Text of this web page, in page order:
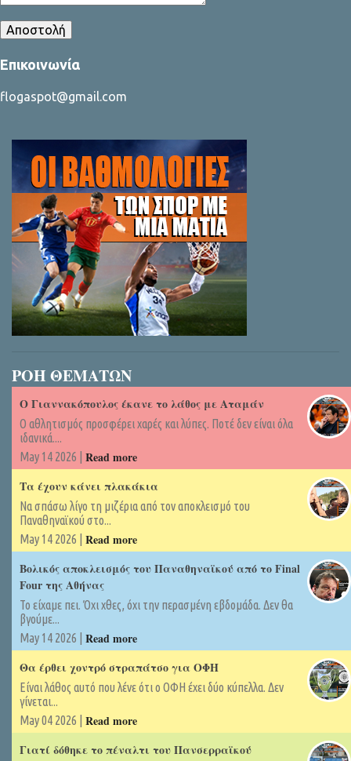
Επικοινωνία
flogaspot@gmail.com
ΡΟΗ ΘΕΜΑΤΩΝ
Ο Γιαννακόπουλος έκανε το λάθος με Αταμάν
Ο αθλητισμός προσφέρει χαρές και λύπες. Ποτέ δεν είναι όλα
ιδανικά....
May 14 2026 | Read more
Τα έχουν κάνει πλακάκια
Να σπάσω λίγο τη μιζέρια από τον αποκλεισμό του
Παναθηναϊκού στο...
May 14 2026 | Read more
Βολικός αποκλεισμός του Παναθηναϊκού από το Final
Four της Αθήνας
Το είχαμε πει. Όχι χθες, όχι την περασμένη εβδομάδα. Δεν θα
βγούμε...
May 14 2026 | Read more
Θα έρθει χοντρό στραπάτσο για ΟΦΗ
Είναι λάθος αυτό που λένε ότι ο ΟΦΗ έχει δύο κύπελλα. Δεν
γίνεται...
May 04 2026 | Read more
Γιατί δόθηκε το πέναλτι του Πανσερραϊκού